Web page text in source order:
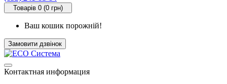
Товарів 0 (0 грн)
Ваш кошик порожній!
Замовити дзвінок
Контактная информация